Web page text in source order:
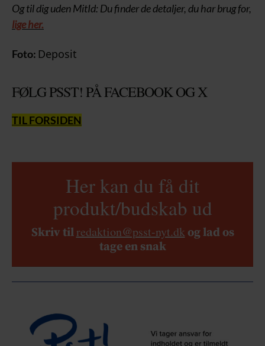
Og til dig uden MitId: Du finder de detaljer, du har brug for,
lige her.
Foto: Deposit
FØLG PSST! PÅ FACEBOOK OG X
TIL FORSIDEN
Her kan du få dit
produkt/budskab ud
Skriv til redaktion@psst-nyt.dkog lad os
tage en snak